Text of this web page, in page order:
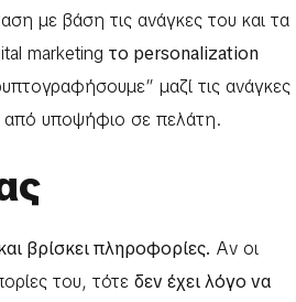
με βάση τις ανάγκες του και τα
marketing το personalization
μαζί τις ανάγκες
από υποψήφιο σε πελάτη.
βρίσκει πληροφορίες. Αν οι
του, τότε δεν έχει λόγο να